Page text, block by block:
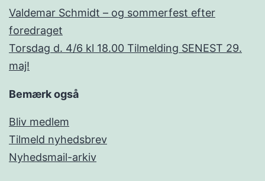
Valdemar Schmidt – og sommerfest efter
foredraget
Torsdag d. 4/6 kl 18.00 Tilmelding SENEST 29.
maj!
Bemærk også
Bliv medlem
Tilmeld nyhedsbrev
Nyhedsmail-arkiv